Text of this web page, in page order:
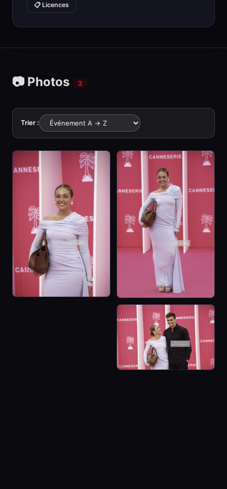
📋 Licences
📷 Photos 3
Trier :